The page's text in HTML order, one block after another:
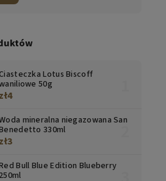
Lotus Biscoff
50g
zł4
mineralna niegazowana San
330ml
zł3
Bull Blue Edition Blueberry
250ml